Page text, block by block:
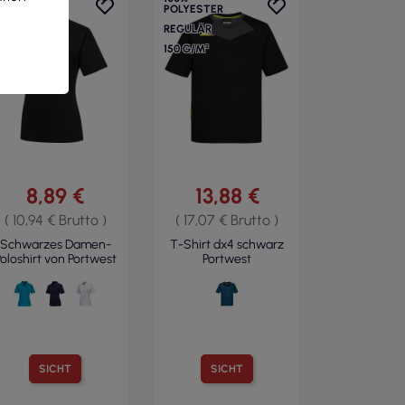
SICHT
8,89 €
( 10,94 € Brutto )
Schwarzes Damen-
von Portwest
POLYESTER
REGULÄR
150 G/M²
SICHT
13,88 €
( 17,07 € Brutto )
T-Shirt dx4 schwarz
Portwest